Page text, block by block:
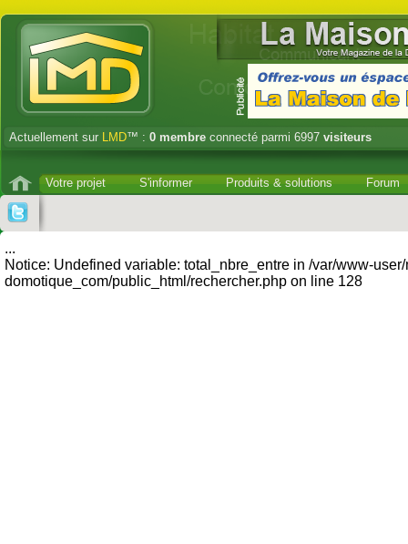
Actuellement sur LMD™ : 0 membre connecté parmi 6997 visiteurs
Votre projet S'informer Produits & solutions Forum
...
Notice: Undefined variable: total_nbre_entre in /var/www-
domotique_com/public_html/rechercher.php on line 128